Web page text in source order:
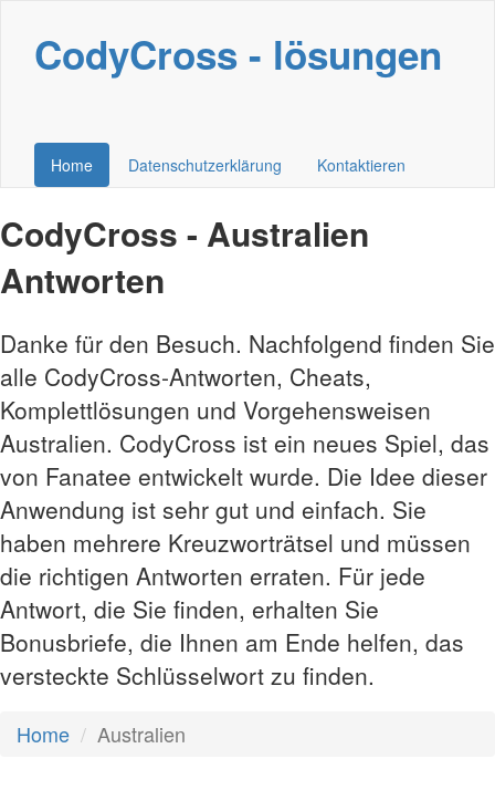
CodyCross - lösungen
Home Datenschutzerklärung Kontaktieren
CodyCross - Australien
Antworten
Danke für den Besuch. Nachfolgend finden Sie
alle CodyCross-Antworten, Cheats,
Komplettlösungen und Vorgehensweisen
Australien. CodyCross ist ein neues Spiel, das
von Fanatee entwickelt wurde. Die Idee dieser
Anwendung ist sehr gut und einfach. Sie
haben mehrere Kreuzworträtsel und müssen
die richtigen Antworten erraten. Für jede
Antwort, die Sie finden, erhalten Sie
Bonusbriefe, die Ihnen am Ende helfen, das
versteckte Schlüsselwort zu finden.
Home Australien